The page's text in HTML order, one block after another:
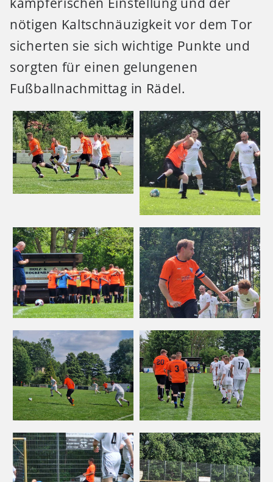
nötigen Kaltschnäuzigkeit vor dem Tor
sicherten sie sich wichtige Punkte und
sorgten für einen gelungenen
Fußballnachmittag in Rädel.